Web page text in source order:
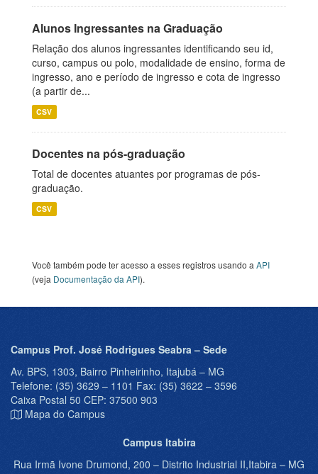
Alunos Ingressantes na Graduação
Relação dos alunos ingressantes identificando seu id,
curso, campus ou polo, modalidade de ensino, forma de
ingresso, ano e período de ingresso e cota de ingresso
(a partir de...
CSV
Docentes na pós-graduação
Total de docentes atuantes por programas de pós-
graduação.
CSV
Você também pode ter acesso a esses registros usando a API
(veja Documentação da API).
Campus Prof. José Rodrigues Seabra – Sede
Av. BPS, 1303, Bairro Pinheirinho, Itajubá – MG
Telefone: (35) 3629 – 1101 Fax: (35) 3622 – 3596
Caixa Postal 50 CEP: 37500 903
Mapa do Campus
Campus Itabira
Rua Irmã Ivone Drumond, 200 – Distrito Industrial II,Itabira – MG